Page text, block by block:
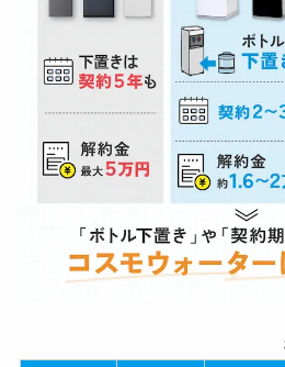
キッチンや寝室では、全く音は聞こ
ボトル交換については？
重いので自分では
夫がやる気がある時にしか交換でき
を補充しない、ウォーターサーバー
また、ボトルが1つずつダンボールに
れて届くのですが、それを開封する
お手入れや掃除で面倒な点はあ
まわりをさっと拭くだけなので、正
せん。